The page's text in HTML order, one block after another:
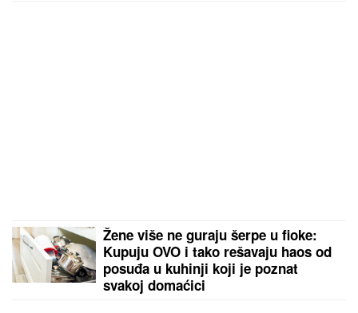
Žene više ne guraju šerpe u fioke:
Kupuju OVO i tako rešavaju haos od
posuđa u kuhinji koji je poznat
svakoj domaćici